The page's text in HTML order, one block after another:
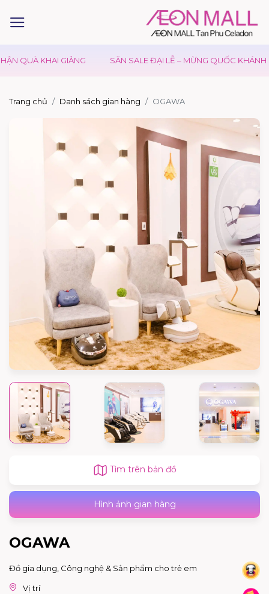
QUÀ KHAI GIẢNG SĂN SALE ĐẠI LỄ – MỪNG QUỐC KHÁNH 02/
Trang chủ Danh sách gian hàng OGAWA
Tìm trên bản đồ
Hình ảnh gian hàng
OGAWA
Đồ gia dụng, Công nghệ & Sản phẩm cho trẻ em
Vị trí